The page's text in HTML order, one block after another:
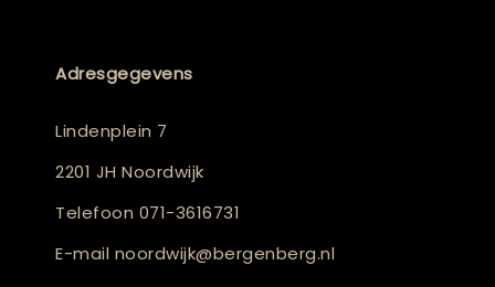
Adresgegevens
Lindenplein 7
2201 JH Noordwijk
Telefoon 071-3616731
E-mail noordwijk@bergenberg.nl